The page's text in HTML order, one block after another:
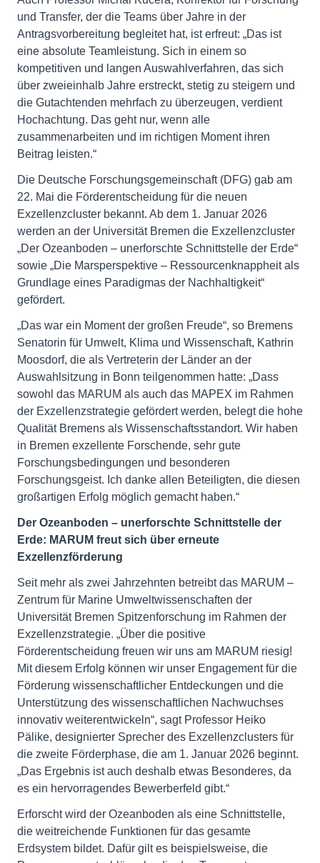
und Transfer, der die Teams über Jahre in der
Antragsvorbereitung begleitet hat, ist erfreut: „Das ist
eine absolute Teamleistung. Sich in einem so
kompetitiven und langen Auswahlverfahren, das sich
über zweieinhalb Jahre erstreckt, stetig zu steigern und
die Gutachtenden mehrfach zu überzeugen, verdient
Hochachtung. Das geht nur, wenn alle
zusammenarbeiten und im richtigen Moment ihren
Beitrag leisten.“
Die Deutsche Forschungsgemeinschaft (DFG) gab am
22. Mai die Förderentscheidung für die neuen
Exzellenzcluster bekannt. Ab dem 1. Januar 2026
werden an der Universität Bremen die Exzellenzcluster
„Der Ozeanboden – unerforschte Schnittstelle der Erde“
sowie „Die Marsperspektive – Ressourcenknappheit als
Grundlage eines Paradigmas der Nachhaltigkeit“
gefördert.
„Das war ein Moment der großen Freude“, so Bremens
Senatorin für Umwelt, Klima und Wissenschaft, Kathrin
Moosdorf, die als Vertreterin der Länder an der
Auswahlsitzung in Bonn teilgenommen hatte: „Dass
sowohl das MARUM als auch das MAPEX im Rahmen
der Exzellenzstrategie gefördert werden, belegt die hohe
Qualität Bremens als Wissenschaftsstandort. Wir haben
in Bremen exzellente Forschende, sehr gute
Forschungs­bedingungen und besonderen
Forschungsgeist. Ich danke allen Beteiligten, die diesen
großartigen Erfolg möglich gemacht haben.“
Der Ozeanboden – unerforschte Schnittstelle der
Erde: MARUM freut sich über erneute
Exzellenzförderung
Seit mehr als zwei Jahrzehnten betreibt das MARUM –
Zentrum für Marine Umweltwissenschaften der
Universität Bremen Spitzenforschung im Rahmen der
Exzellenzstrategie. „Über die positive
Förderentscheidung freuen wir uns am MARUM riesig!
Mit diesem Erfolg können wir unser Engagement für die
Förderung wissenschaftlicher Entdeckungen und die
Unterstützung des wissenschaftlichen Nachwuchses
innovativ weiterentwickeln“, sagt Professor Heiko
Pälike, designierter Sprecher des Exzellenzclusters für
die zweite Förderphase, die am 1. Januar 2026 beginnt.
„Das Ergebnis ist auch deshalb etwas Besonderes, da
es ein hervorragendes Bewerberfeld gibt.“
Erforscht wird der Ozeanboden als eine Schnittstelle,
die weitreichende Funktionen für das gesamte
Erdsystem bildet. Dafür gilt es beispielsweise, die